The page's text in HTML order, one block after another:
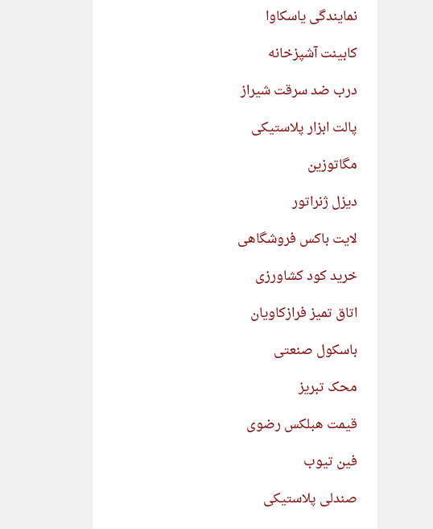
نمایندگی یاسکاوا
کابینت آشپزخانه
درب ضد سرقت شیراز
پالت ابزار پلاستیکی
مگاتوزین
دیزل ژنراتور
لایت باکس فروشگاهی
خرید کود کشاورزی
اتاق تمیز فرازکاویان
باسکول صنعتی
محک تبریز
قیمت هبلکس رضوی
فین تیوب
صندلی پلاستیکی